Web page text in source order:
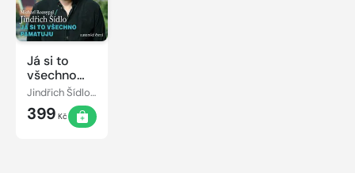
Já si to
všechno
pamatuju Jindřich Šídlo, Michael Rozsypal
399 Kč